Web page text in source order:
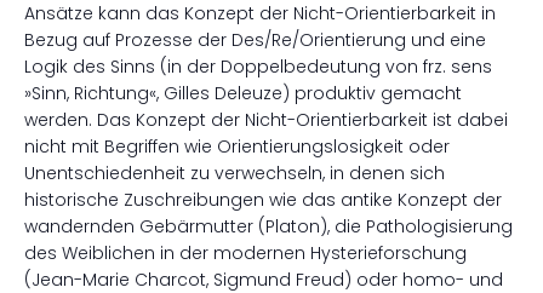
Ansätze kann das Konzept der Nicht-Orientierbarkeit in
Bezug auf Prozesse der Des/Re/Orientierung und eine
Logik des Sinns (in der Doppelbedeutung von frz. sens
»Sinn, Richtung«, Gilles Deleuze) produktiv gemacht
werden. Das Konzept der Nicht-Orientierbarkeit ist dabei
nicht mit Begriffen wie Orientierungslosigkeit oder
Unentschiedenheit zu verwechseln, in denen sich
historische Zuschreibungen wie das antike Konzept der
wandernden Gebärmutter (Platon), die Pathologisierung
des Weiblichen in der modernen Hysterieforschung
(Jean-Marie Charcot, Sigmund Freud) oder homo- und